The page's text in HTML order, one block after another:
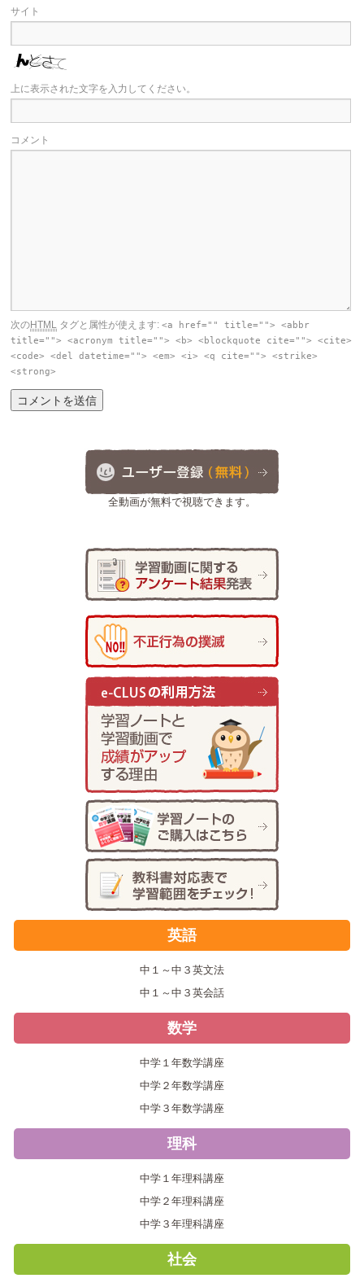
サイト
上に表示された文字を入力してください。
コメント
次のHTML タグと属性が使えます:<a href="" title=""> <abbr
title=""> <acronym title=""> <b> <blockquote cite=""> <cite>
<code> <del datetime=""> <em> <i> <q cite=""> <strike>
<strong>
全動画が無料で視聴できます。
英語
中１～中３英文法
中１～中３英会話
数学
中学１年数学講座
中学２年数学講座
中学３年数学講座
理科
中学１年理科講座
中学２年理科講座
中学３年理科講座
社会